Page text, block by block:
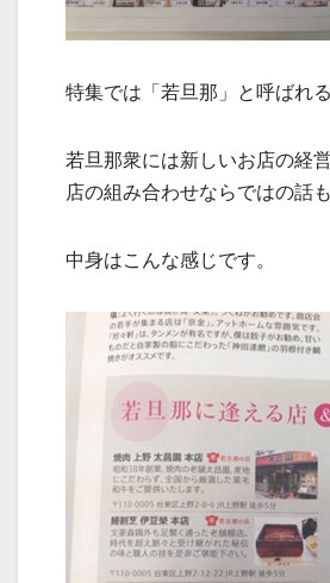
特集では「若旦那」と呼ばれ
若旦那衆には新しいお店の経
店の組み合わせならではの話
中身はこんな感じです。